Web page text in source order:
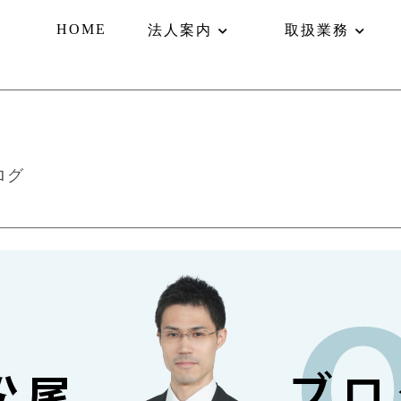
HOME 法人案内 取扱業務
グ